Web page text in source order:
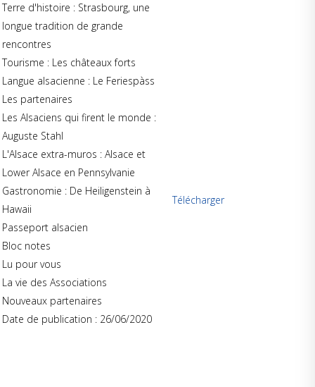
Terre d'histoire : Strasbourg, une
longue tradition de grande
rencontres
Tourisme : Les châteaux forts
Langue alsacienne : Le Feriespàss
Les partenaires
Les Alsaciens qui firent le monde :
Auguste Stahl
L'Alsace extra-muros : Alsace et
Lower Alsace en Pennsylvanie
Gastronomie : De Heiligenstein à
Hawaii
Passeport alsacien
Bloc notes
Lu pour vous
La vie des Associations
Nouveaux partenaires
Date de publication : 26/06/2020
Télécharger